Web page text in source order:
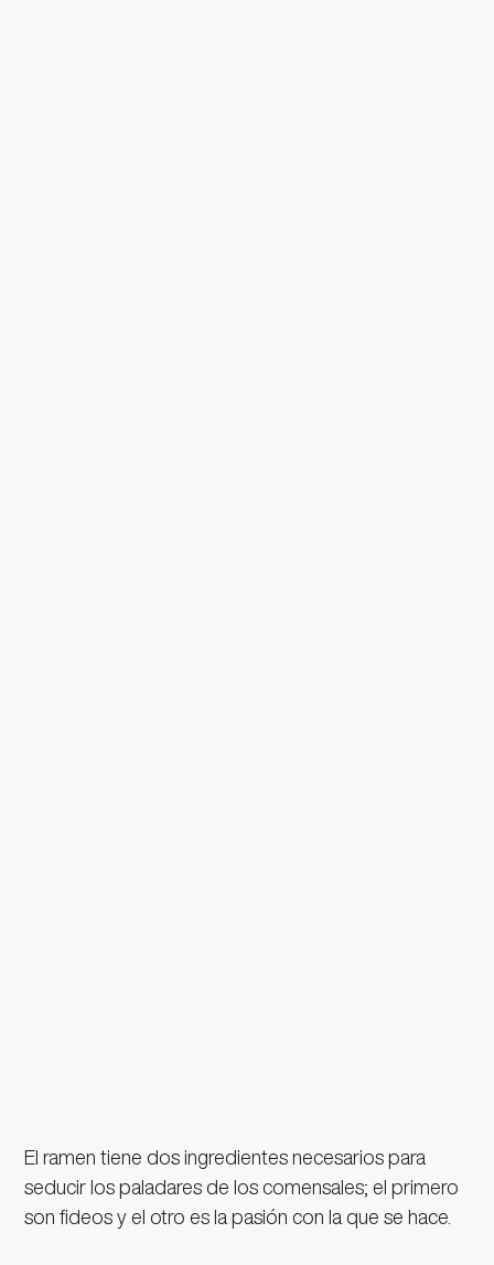
El ramen tiene dos ingredientes necesarios para
seducir los paladares de los comensales; el primero
son fideos y el otro es la pasión con la que se hace.